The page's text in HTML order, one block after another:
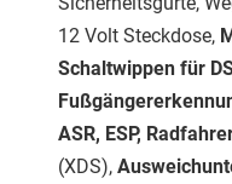
12 Volt Steckdose,
Schaltwippen für
ASR, ESP,
(XDS),